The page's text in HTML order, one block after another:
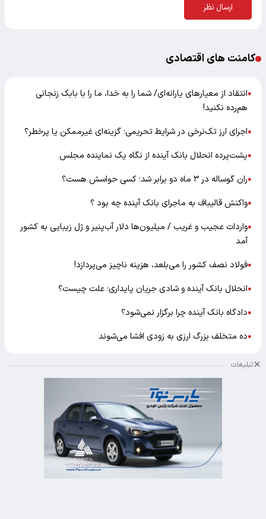
ارسال نظر
کامنت های اقتصادی
●انتقاد از معیارهای یارانه‌ای/ شما را به خدا، ما را با بابک زنجانی
هم‌رده نکنید!
●اجرای ارز تک‌نرخی در شرایط تحریمی؛ گزینه‌ای غیرممکن یا پرخطر؟
●پشت‌پرده انحلال بانک آینده از نگاه یک نماینده مجلس
●ران گوساله در ۳ ماه دو برابر شد؛ کسی حواسش هست؟
●واکنش قالیباف به ماجرای بانک آینده چه بود ؟
●واردات عجیب و غریب / میلیون‌ها دلار آب‌پنیر و ژل زیبایی به کشور
آمد
●فولاد نصف کشور را می‌بلعد، هزینه ناچیز می‌پردازد!
●انحلال بانک آینده و شادی جریان پایداری؛ علت چیست؟
●دادگاه بانک آینده چرا برگزار نمی‌شود؟
●ده متخلف بزرگ ارزی به زودی افشا می‌شوند
تبلیغات